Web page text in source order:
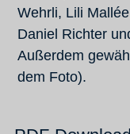
Wehrli, Lili
Daniel Richter
Außerdem
dem Foto).